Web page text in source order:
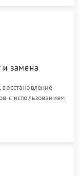
замена
с использованием
микросхемы
USB